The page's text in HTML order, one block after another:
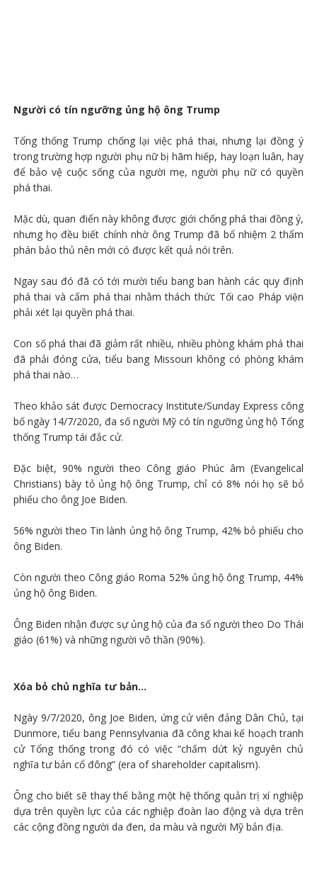
Người có tín ngưỡng ủng hộ ông Trump
Tổng thống Trump chống lại việc phá thai, nhưng lại đồng ý
trong trường hợp người phụ nữ bị hãm hiếp, hay loạn luân, hay
để bảo vệ cuộc sống của người mẹ, người phụ nữ có quyền
phá thai.
Mặc dù, quan điển này không được giới chống phá thai đồng ý,
nhưng họ đều biết chính nhờ ông Trump đã bổ nhiệm 2 thẩm
phán bảo thủ nên mới có được kết quả nói trên.
Ngay sau đó đã có tới mười tiểu bang ban hành các quy định
phá thai và cấm phá thai nhằm thách thức Tối cao Pháp viện
phải xét lại quyền phá thai.
Con số phá thai đã giảm rất nhiều, nhiều phòng khám phá thai
đã phải đóng cửa, tiểu bang Missouri không có phòng khám
phá thai nào…
Theo khảo sát được Democracy Institute/Sunday Express công
bố ngày 14/7/2020, đa số người Mỹ có tín ngưỡng ủng hộ Tổng
thống Trump tái đắc cử.
Đặc biệt, 90% người theo Công giáo Phúc âm (Evangelical
Christians) bày tỏ ủng hộ ông Trump, chỉ có 8% nói họ sẽ bỏ
phiếu cho ông Joe Biden.
56% người theo Tin lành ủng hộ ông Trump, 42% bỏ phiếu cho
ông Biden.
Còn người theo Công giáo Roma 52% ủng hộ ông Trump, 44%
ủng hộ ông Biden.
Ông Biden nhận được sự ủng hộ của đa số người theo Do Thái
giáo (61%) và những người vô thần (90%).
Xóa bỏ chủ nghĩa tư bản...
Ngày 9/7/2020, ông Joe Biden, ứng cử viên đảng Dân Chủ, tại
Dunmore, tiểu bang Pennsylvania đã công khai kế hoạch tranh
cử Tổng thống trong đó có việc “chấm dứt kỷ nguyên chủ
nghĩa tư bản cổ đông” (era of shareholder capitalism).
Ông cho biết sẽ thay thế bằng một hệ thống quản trị xí nghiệp
dựa trên quyền lực của các nghiệp đoàn lao động và dựa trên
các cộng đồng người da đen, da màu và người Mỹ bản địa.